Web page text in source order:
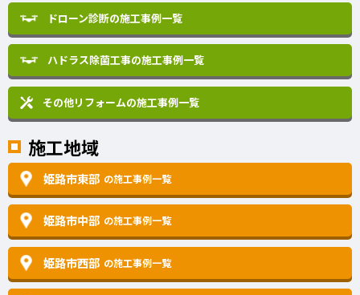
ドローン診断の施工事例一覧
ハドラス除菌工事の施工事例一覧
その他リフォームの施工事例一覧
施工地域
姫路市東部 の施工事例一覧
姫路市中部 の施工事例一覧
姫路市西部 の施工事例一覧